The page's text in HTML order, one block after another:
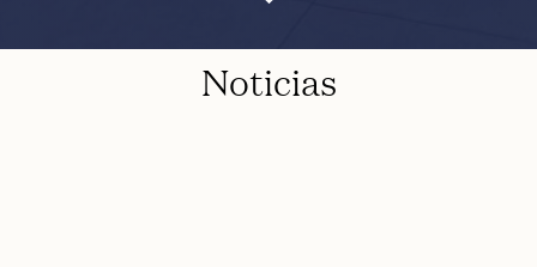
Noticias